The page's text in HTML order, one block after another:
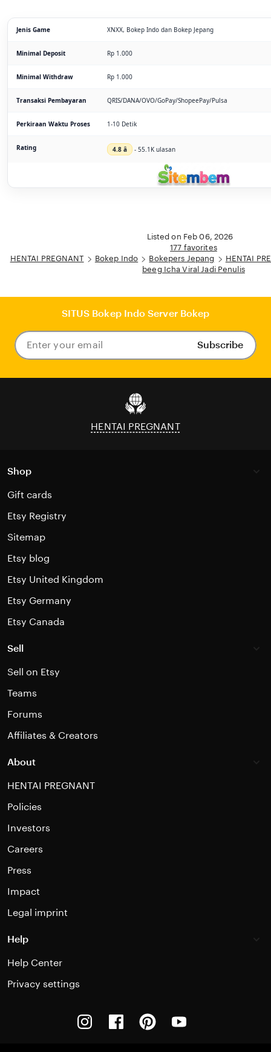
Jenis Game XNXX, Bokep Indo dan Bokep Jepang
Minimal Deposit Rp 1.000
Minimal Withdraw Rp 1.000
Transaksi Pembayaran QRIS/DANA/OVO/GoPay/ShopeePay/Pulsa
Perkiraan Waktu Proses 1-10 Detik
Rating 4.8 â­ - 55.1K ulasan
Listed on Feb 06, 2026
177 favorites
HENTAI PREGNANT
Bokep Indo Bokepers Jepang
HENTAI
beeg Icha Viral Jadi Penulis
SITUS Bokep Indo Server Bokep
Enter
your
Subscribe
HENTAI PREGNANT
Shop
Gift cards
Etsy Registry
Sitemap
Etsy blog
Etsy United Kingdom
Etsy Germany
Etsy Canada
Sell
Sell on Etsy
Teams
Forums
Affiliates & Creators
About
HENTAI PREGNANT
Policies
Investors
Careers
Press
Impact
Legal imprint
Help
Help Center
Privacy settings
InstagramFacebookPinterest